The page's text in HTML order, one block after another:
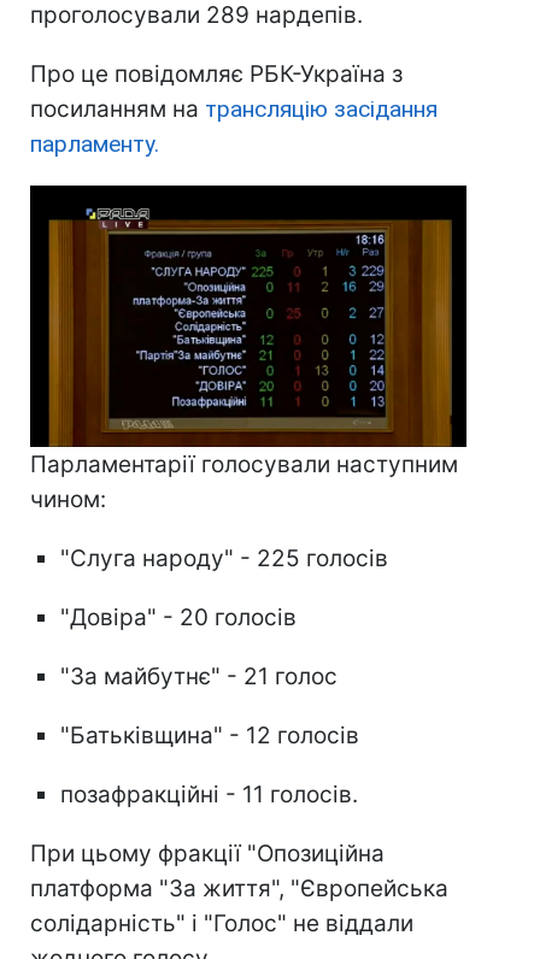
проголосували 289 нардепів.
Про це повідомляє РБК-Україна з
посиланням на трансляцію засідання
парламенту.
Парламентарії голосували наступним
чином:
"Слуга народу" - 225 голосів
"Довіра" - 20 голосів
"За майбутнє" - 21 голос
"Батьківщина" - 12 голосів
позафракційні - 11 голосів.
При цьому фракції "Опозиційна
платформа "За життя", "Європейська
солідарність" і "Голос" не віддали